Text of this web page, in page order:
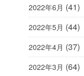
2022年6月 (41)
2022年5月 (44)
2022年4月 (37)
2022年3月 (64)